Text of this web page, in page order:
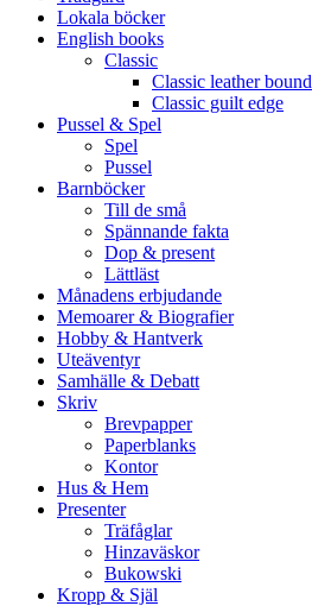
Lokala böcker
English books
Classic
Classic leather bound
Classic guilt edge
Pussel & Spel
Spel
Pussel
Barnböcker
Till de små
Spännande fakta
Dop & present
Lättläst
Månadens erbjudande
Memoarer & Biografier
Hobby & Hantverk
Uteäventyr
Samhälle & Debatt
Skriv
Brevpapper
Paperblanks
Kontor
Hus & Hem
Presenter
Träfåglar
Hinzaväskor
Bukowski
Kropp & Själ